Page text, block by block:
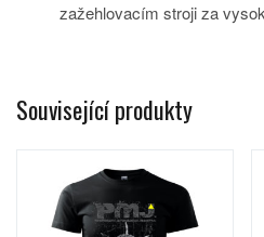
zažehlovacím stroji za
Související produkty